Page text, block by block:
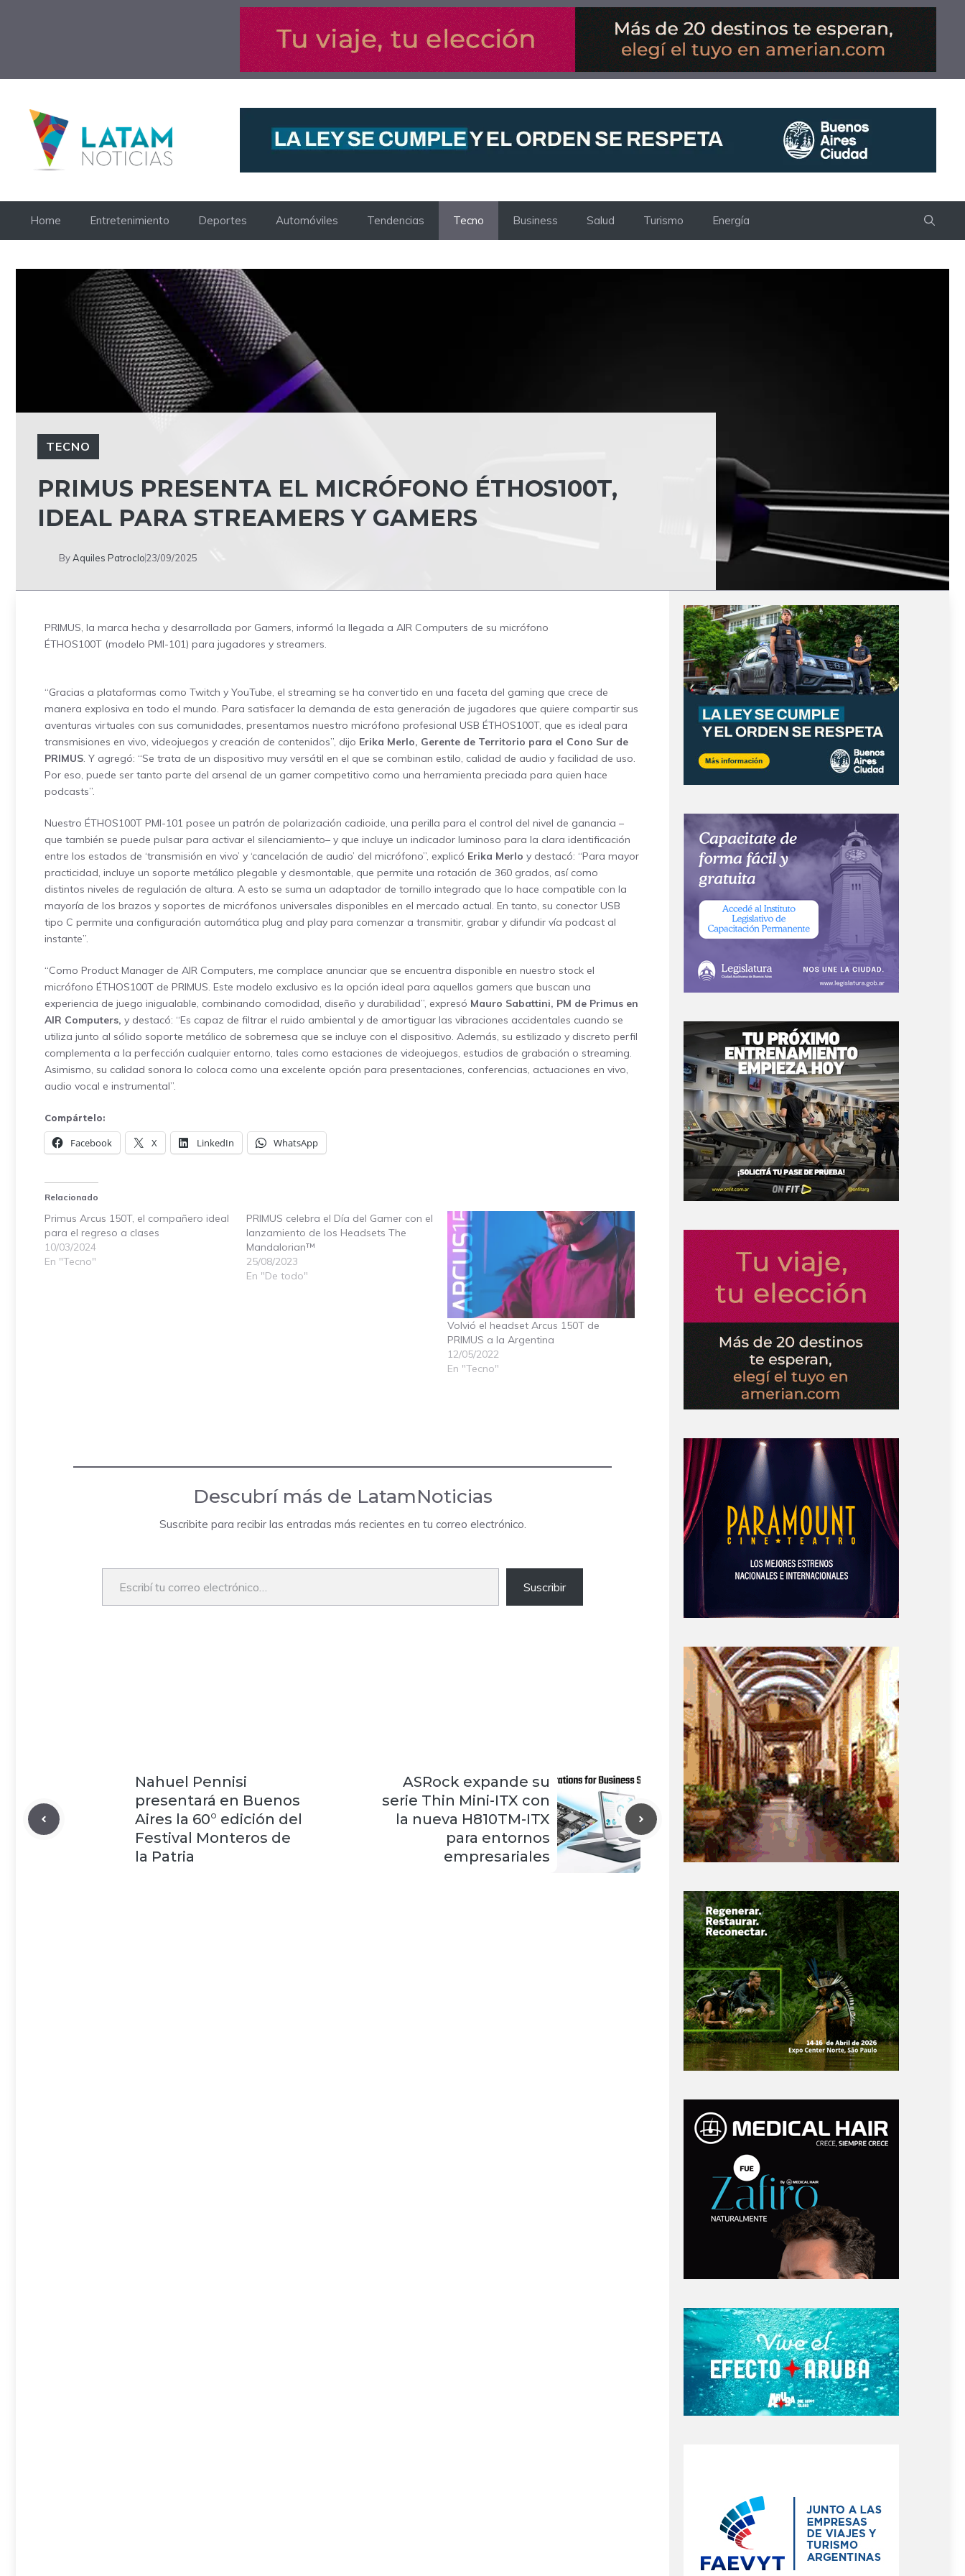
Home Entretenimiento Deportes Automóviles Tendencias Tecno Business Salud Turismo Energía
TECNO
PRIMUS PRESENTA EL MICRÓFONO ÉTHOS100T,
IDEAL PARA STREAMERS Y GAMERS
ByAquiles Patroclo23/09/2025
PRIMUS, la marca hecha y desarrollada por Gamers, informó la llegada a AIR Computers de su micrófono
ÉTHOS100T (modelo PMI-101) para jugadores y streamers.
“Gracias a plataformas como Twitch y YouTube, el streaming se ha convertido en una faceta del gaming que crece de
manera explosiva en todo el mundo. Para satisfacer la demanda de esta generación de jugadores que quiere compartir sus
aventuras virtuales con sus comunidades, presentamos nuestro micrófono profesional USB ÉTHOS100T, que es ideal para
transmisiones en vivo, videojuegos y creación de contenidos”, dijo Erika Merlo, Gerente de Territorio para el Cono Sur de
PRIMUS. Y agregó: “Se trata de un dispositivo muy versátil en el que se combinan estilo, calidad de audio y facilidad de uso.
Por eso, puede ser tanto parte del arsenal de un gamer competitivo como una herramienta preciada para quien hace
podcasts”.
Nuestro ÉTHOS100T PMI-101 posee un patrón de polarización cadioide, una perilla para el control del nivel de ganancia –
que también se puede pulsar para activar el silenciamiento– y que incluye un indicador luminoso para la clara identificación
entre los estados de ‘transmisión en vivo’ y ‘cancelación de audio’ del micrófono”, explicó Erika Merlo y destacó: “Para mayor
practicidad, incluye un soporte metálico plegable y desmontable, que permite una rotación de 360 grados, así como
distintos niveles de regulación de altura. A esto se suma un adaptador de tornillo integrado que lo hace compatible con la
mayoría de los brazos y soportes de micrófonos universales disponibles en el mercado actual. En tanto, su conector USB
tipo C permite una configuración automática plug and play para comenzar a transmitir, grabar y difundir vía podcast al
instante”.
“Como Product Manager de AIR Computers, me complace anunciar que se encuentra disponible en nuestro stock el
micrófono ÉTHOS100T de PRIMUS. Este modelo exclusivo es la opción ideal para aquellos gamers que buscan una
experiencia de juego inigualable, combinando comodidad, diseño y durabilidad”, expresó Mauro Sabattini, PM de Primus en
AIR Computers, y destacó: “Es capaz de filtrar el ruido ambiental y de amortiguar las vibraciones accidentales cuando se
utiliza junto al sólido soporte metálico de sobremesa que se incluye con el dispositivo. Además, su estilizado y discreto perfil
complementa a la perfección cualquier entorno, tales como estaciones de videojuegos, estudios de grabación o streaming.
Asimismo, su calidad sonora lo coloca como una excelente opción para presentaciones, conferencias, actuaciones en vivo,
audio vocal e instrumental”.
Compártelo:
Facebook X LinkedIn WhatsApp
Relacionado
Primus Arcus 150T, el compañero ideal
para el regreso a clases
10/03/2024
En "Tecno"
PRIMUS celebra el Día del Gamer con el
lanzamiento de los Headsets The
Mandalorian™
25/08/2023
En "De todo"
Volvió el headset Arcus 150T de
PRIMUS a la Argentina
12/05/2022
En "Tecno"
Descubrí más de LatamNoticias
Suscribite para recibir las entradas más recientes en tu correo electrónico.
Escribí tu correo electrónico…
Suscribir
Nahuel Pennisi
presentará en Buenos
Aires la 60° edición del
Festival Monteros de
la Patria
ASRock expande su
serie Thin Mini-ITX con
la nueva H810TM-ITX
para entornos
empresariales